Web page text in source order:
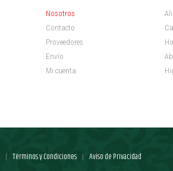
Nosotros
Contacto
Proveedores
Envío
Mi cuenta ​
| Términos y Condiciones | Aviso de Privacidad